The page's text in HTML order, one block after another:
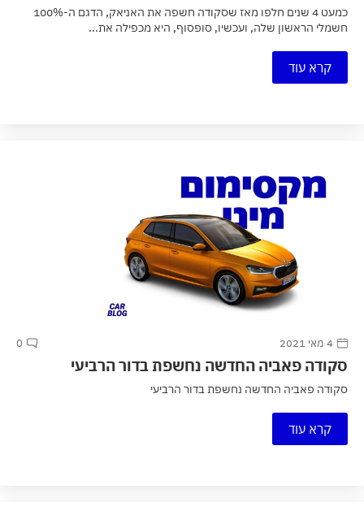
כמעט 4 שנים חלפו מאז שסקודה חשפה את האניאק, הדגם ה-100%
חשמלי הראשון שלה, ועכשיו, סופסוף, היא מכפילה את...
קרא עוד
4 מאי 2021 0
סקודה פאביה החדשה נחשפת בדור הרביעי
סקודה פאביה החדשה נחשפת בדור הרביעי
קרא עוד